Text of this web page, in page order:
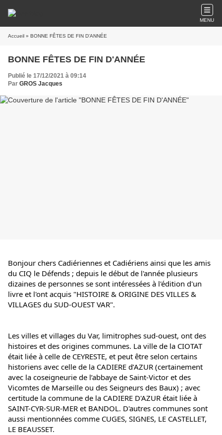
MENU
Accueil » BONNE FÊTES DE FIN D'ANNÉE
BONNE FÊTES DE FIN D'ANNÉE
Publié le 17/12/2021 à 09:14
Par GROS Jacques
Bonjour chers Cadiériennes et Cadiériens ainsi que les amis
du CIQ le Défends ; depuis le début de l'année plusieurs
dizaines de personnes se sont intéressées à l'édition d'un
livre et l'ont acquis "HISTOIRE & ORIGINE DES VILLES &
VILLAGES du SUD-OUEST VAR".
Les villes et villages du Var, limitrophes sud-ouest, ont des
histoires et des origines communes. La ville de la CIOTAT
était liée à celle de CEYRESTE, et peut être selon certains
historiens avec celle de la CADIERE d’AZUR (certainement
avec la coseigneurie de l’abbaye de Saint-Victor et des
Vicomtes de Marseille ou des Seigneurs des Baux) ; avec
certitude la commune de la CADIERE D'AZUR était liée à
SAINT-CYR-SUR-MER et BANDOL. D'autres communes sont
aussi mentionnées comme CUGES, SIGNES, LE CASTELLET,
LE BEAUSSET.